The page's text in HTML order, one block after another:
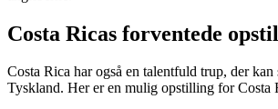
Costa Ricas forventede
Costa Rica har også en talentfuld trup, der
Tyskland. Her er en mulig opstilling for Costa